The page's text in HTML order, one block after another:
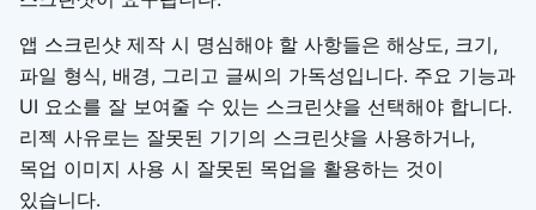
앱 스크린샷 제작 시 명심해야 할 사항들은 해상도, 크기,
파일 형식, 배경, 그리고 글씨의 가독성입니다. 주요 기능과
UI 요소를 잘 보여줄 수 있는 스크린샷을 선택해야 합니다.
리젝 사유로는 잘못된 기기의 스크린샷을 사용하거나,
목업 이미지 사용 시 잘못된 목업을 활용하는 것이
있습니다.